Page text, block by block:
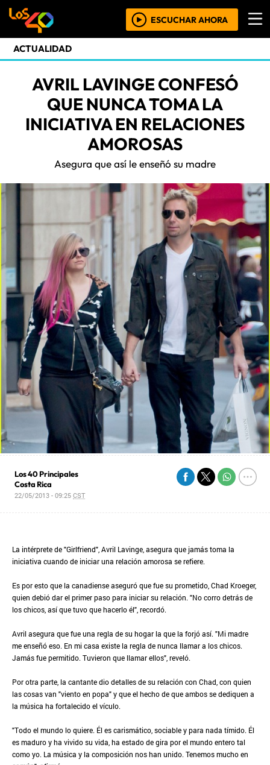
ESCUCHAR AHORA
ACTUALIDAD
AVRIL LAVINGE CONFESÓ
QUE NUNCA TOMA LA
INICIATIVA EN RELACIONES
AMOROSAS
Asegura que así le enseñó su madre
Los 40 Principales
Costa Rica
22/05/2013 - 09:25CST
La intérprete de "Girlfriend", Avril Lavinge, asegura que jamás toma la
iniciativa cuando de iniciar una relación amorosa se refiere.
Es por esto que la canadiense aseguró que fue su prometido, Chad Kroeger,
quien debió dar el primer paso para iniciar su relación. "No corro detrás de
los chicos, así que tuvo que hacerlo él", recordó.
Avril asegura que fue una regla de su hogar la que la forjó así. "Mi madre
me enseñó eso. En mi casa existe la regla de nunca llamar a los chicos.
Jamás fue permitido. Tuvieron que llamar ellos", reveló.
Por otra parte, la cantante dio detalles de su relación con Chad, con quien
las cosas van "viento en popa" y que el hecho de que ambos se dediquen a
la música ha fortalecido el vículo.
"Todo el mundo lo quiere. Él es carismático, sociable y para nada tímido. Él
es maduro y ha vivido su vida, ha estado de gira por el mundo entero tal
como yo. La música y la composición nos han unido. Tenemos mucho en